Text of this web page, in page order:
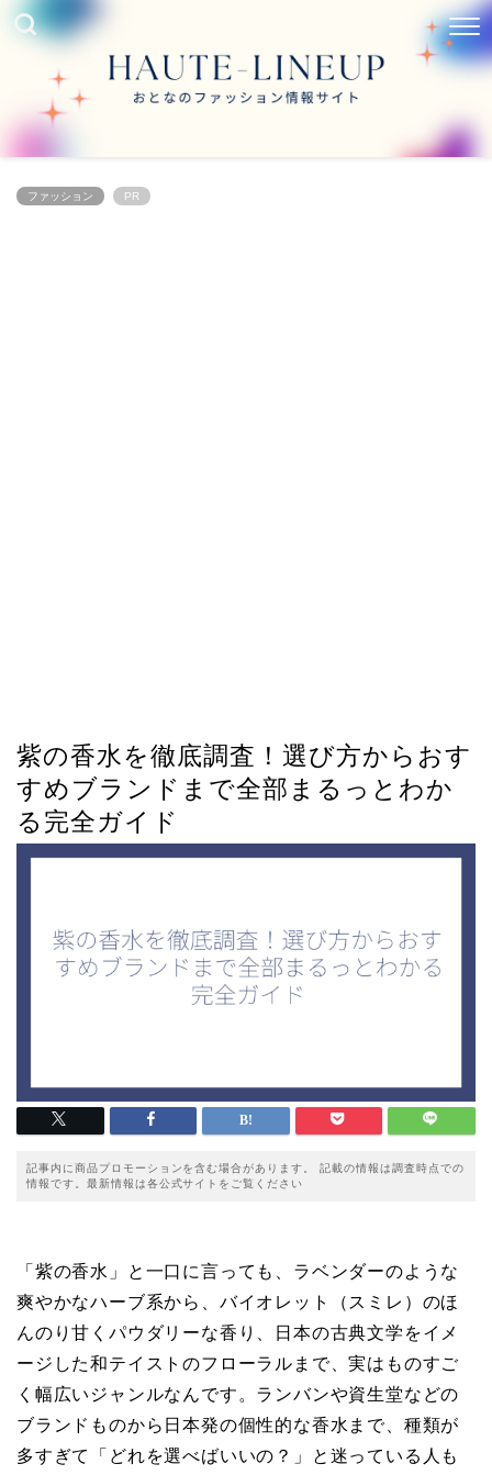
ファッション PR
紫の香水を徹底調査！選び方からおす
すめブランドまで全部まるっとわか
る完全ガイド
記事内に商品プロモーションを含む場合があります。 記載の情報は調査時点での
情報です。最新情報は各公式サイトをご覧ください
「紫の香水」と一口に言っても、ラベンダーのような
爽やかなハーブ系から、バイオレット（スミレ）のほ
んのり甘くパウダリーな香り、日本の古典文学をイメ
ージした和テイストのフローラルまで、実はものすご
く幅広いジャンルなんです。ランバンや資生堂などの
ブランドものから日本発の個性的な香水まで、種類が
多すぎて「どれを選べばいいの？」と迷っている人も